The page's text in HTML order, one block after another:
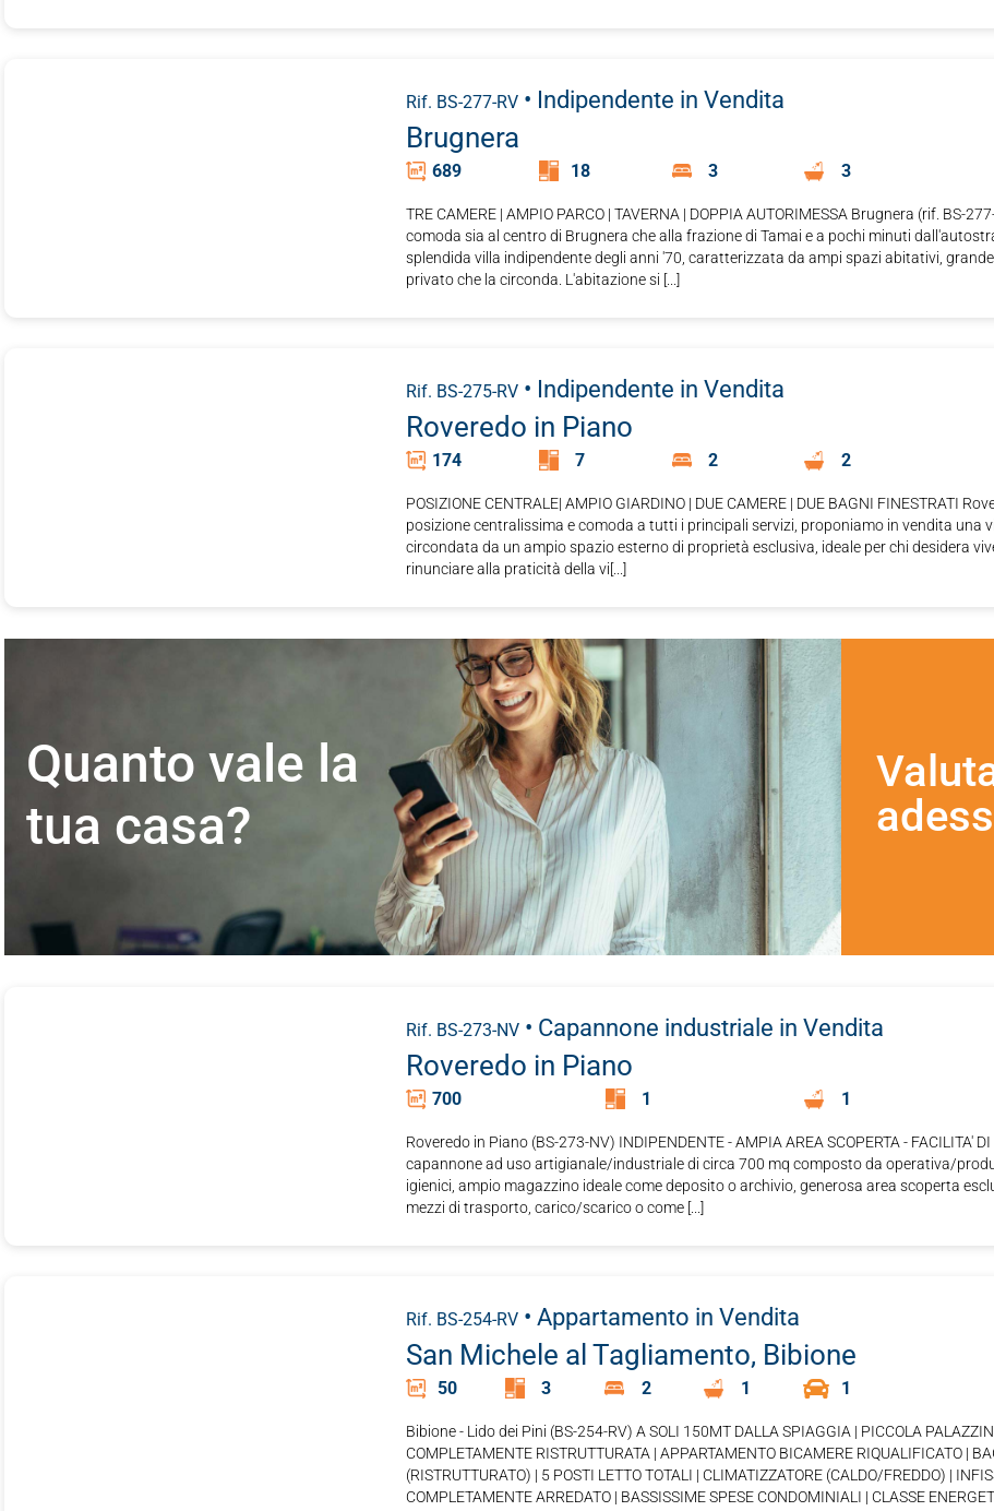
Rif. BS-277-RV• Indipendente in Vendita
Brugnera
689 18 3 3
TRE CAMERE | AMPIO PARCO | TAVERNA | DOPPIA AUTORIMESSA Brugnera (rif. BS-
comoda sia al centro di Brugnera che alla frazione di Tamai e a pochi minuti
splendida villa indipendente degli anni '70, caratterizzata da ampi spazi abitativi,
privato che la circonda. L'abitazione si [...]
Rif. BS-275-RV• Indipendente in Vendita
Roveredo in Piano
174 7 2 2
POSIZIONE CENTRALE| AMPIO GIARDINO | DUE CAMERE | DUE BAGNI FINESTRATI
posizione centralissima e comoda a tutti i principali servizi, proponiamo in vendita una
circondata da un ampio spazio esterno di proprietà esclusiva, ideale per chi desidera
rinunciare alla praticità della vi[...]
Quanto vale la
tua casa?
Rif. BS-273-NV• Capannone industriale in Vendita
Roveredo in Piano
700 1 1
Roveredo in Piano (BS-273-NV) INDIPENDENTE - AMPIA AREA SCOPERTA - FACILITA'
capannone ad uso artigianale/industriale di circa 700 mq composto da operativa/
igienici, ampio magazzino ideale come deposito o archivio, generosa area scoperta
mezzi di trasporto, carico/scarico o come [...]
Rif. BS-254-RV• Appartamento in Vendita
San Michele al Tagliamento, Bibione
50 3 2 1 1
Bibione - Lido dei Pini (BS-254-RV) A SOLI 150MT DALLA SPIAGGIA | PICCOLA
COMPLETAMENTE RISTRUTTURATA | APPARTAMENTO BICAMERE RIQUALIFICATO |
(RISTRUTTURATO) | 5 POSTI LETTO TOTALI | CLIMATIZZATORE (CALDO/FREDDO) |
COMPLETAMENTE ARREDATO | BASSISSIME SPESE CONDOMINIALI | CLASSE